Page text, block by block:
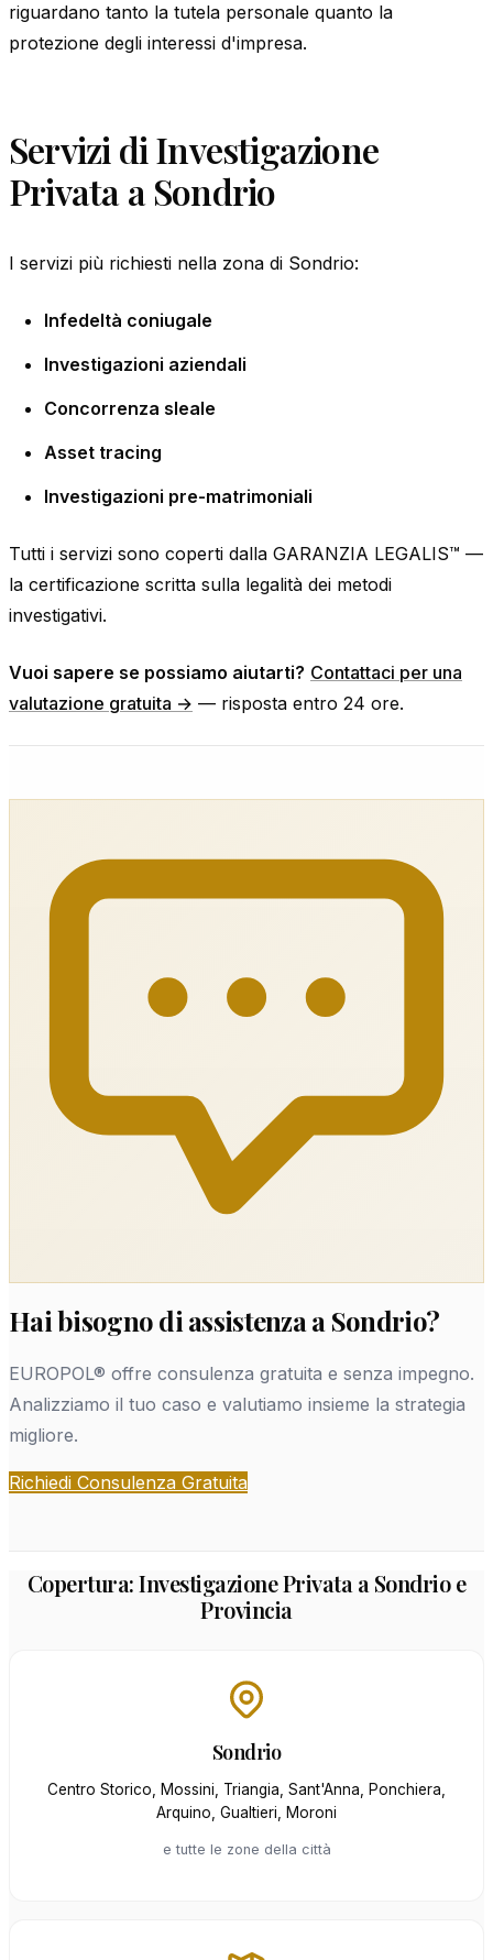
riguardano tanto la tutela personale quanto la
protezione degli interessi d'impresa.
Servizi di Investigazione
Privata a Sondrio
I servizi più richiesti nella zona di Sondrio:
Infedeltà coniugale
Investigazioni aziendali
Concorrenza sleale
Asset tracing
Investigazioni pre-matrimoniali
Tutti i servizi sono coperti dalla GARANZIA LEGALIS™ —
la certificazione scritta sulla legalità dei metodi
investigativi.
Vuoi sapere se possiamo aiutarti? Contattaci per una
valutazione gratuita → — risposta entro 24 ore.
Hai bisogno di assistenza a Sondrio?
EUROPOL® offre consulenza gratuita e senza impegno.
Analizziamo il tuo caso e valutiamo insieme la strategia
migliore.
Richiedi Consulenza Gratuita
Copertura: Investigazione Privata a Sondrio e
Provincia
Sondrio
Centro Storico, Mossini, Triangia, Sant'Anna, Ponchiera,
Arquino, Gualtieri, Moroni
e tutte le zone della città